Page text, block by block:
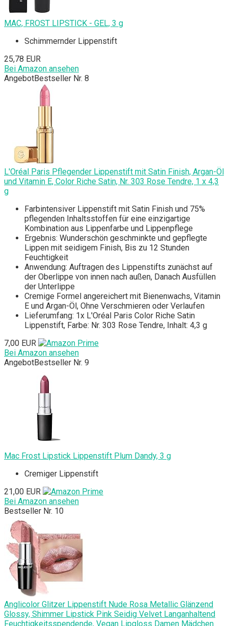
MAC, FROST LIPSTICK - GEL, 3 g
Schimmernder Lippenstift
25,78 EUR
Bei Amazon ansehen
AngebotBestseller Nr. 8
L'Oréal Paris Pflegender Lippenstift mit Satin Finish, Argan-Öl
und Vitamin E, Color Riche Satin, Nr. 303 Rose Tendre, 1 x 4,3
g
Farbintensiver Lippenstift mit Satin Finish und 75%
pflegenden Inhaltsstoffen für eine einzigartige
Kombination aus Lippenfarbe und Lippenpflege
Ergebnis: Wunderschön geschminkte und gepflegte
Lippen mit seidigem Finish, Bis zu 12 Stunden
Feuchtigkeit
Anwendung: Auftragen des Lippenstifts zunächst auf
der Oberlippe von innen nach außen, Danach Ausfüllen
der Unterlippe
Cremige Formel angereichert mit Bienenwachs, Vitamin
E und Argan-Öl, Ohne Verschmieren oder Verlaufen
Lieferumfang: 1x L'Oréal Paris Color Riche Satin
Lippenstift, Farbe: Nr. 303 Rose Tendre, Inhalt: 4,3 g
7,00 EUR
Bei Amazon ansehen
AngebotBestseller Nr. 9
Mac Frost Lipstick Lippenstift Plum Dandy, 3 g
Cremiger Lippenstift
21,00 EUR
Bei Amazon ansehen
Bestseller Nr. 10
Anglicolor Glitzer Lippenstift Nude Rosa Metallic Glänzend
Glossy, Shimmer Lipstick Pink Seidig Velvet Langanhaltend
Feuchtigkeitsspendende, Vegan Lipgloss Damen Mädchen